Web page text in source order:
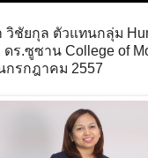
ชัยกุล ตัวแทนกลุ่ม
ร.ซูซาน College of
กรกฎาคม 2557